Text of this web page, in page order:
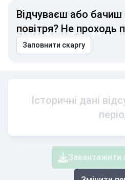
Відчуваєш або бачиш
повітря? Не проходь
Заповнити скаргу
Історичні дані
Завантажити